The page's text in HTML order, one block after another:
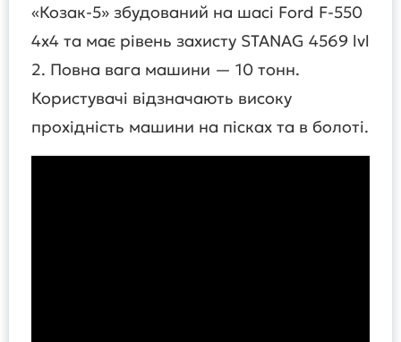
«Козак-5» збудований на шасі Ford F-550
4х4 та має рівень захисту STANAG 4569 lvl
2. Повна вага машини — 10 тонн.
Користувачі відзначають високу
прохідність машини на пісках та в болоті.